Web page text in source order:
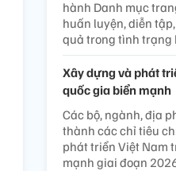
hành Danh mục
huấn luyện, diễn
quả trong tình trạng
Xây dựng và phát
quốc gia biển mạnh
Các bộ, ngành, địa
thành các chỉ tiêu
phát triển Việt Nam
mạnh giai đoạn